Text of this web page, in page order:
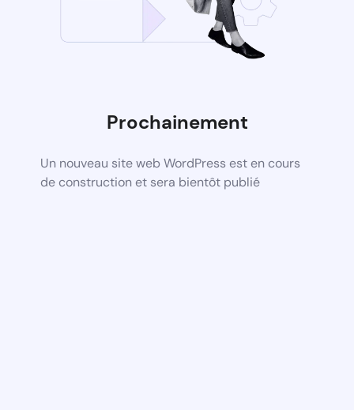
Prochainement
Un nouveau site web WordPress est en cours
de construction et sera bientôt publié